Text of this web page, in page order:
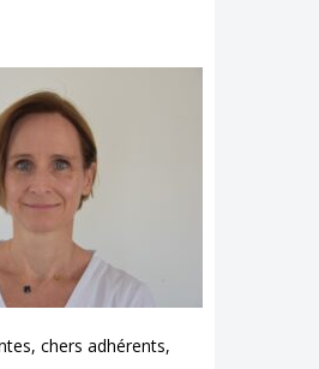
chers adhérents,